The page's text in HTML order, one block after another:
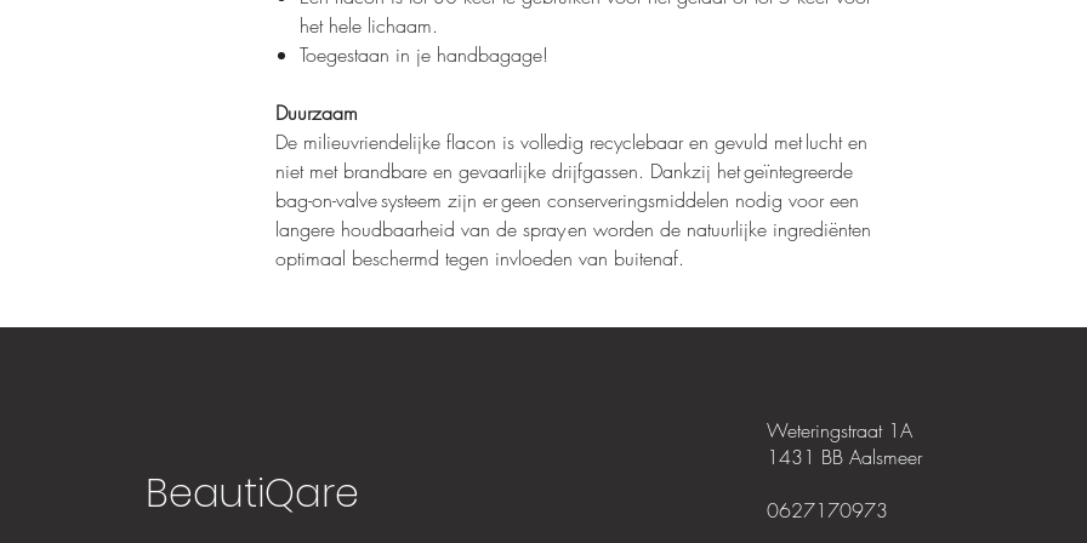
het hele lichaam.
Toegestaan in je handbagage!
Duurzaam
De milieuvriendelijke flacon is volledig recyclebaar en gevuld met lucht en
niet met brandbare en gevaarlijke drijfgassen. Dankzij het geïntegreerde
bag-on-valve systeem zijn er geen conserveringsmiddelen nodig voor een
langere houdbaarheid van de spray en worden de natuurlijke ingrediënten
optimaal beschermd tegen invloeden van buitenaf.
BeautiQare
Weteringstraat 1A
1431 BB Aalsmeer
0627170973